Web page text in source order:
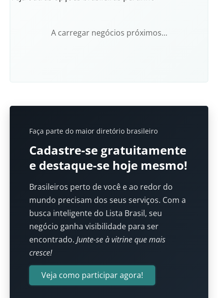
A carregar negócios próximos...
Faça parte do maior diretório brasileiro
Cadastre-se gratuitamente
e destaque-se hoje mesmo!
Brasileiros perto de você e ao redor do
mundo precisam dos seus serviços. Com a
busca inteligente do Lista Brasil, seu
negócio ganha visibilidade para ser
encontrado. Junte-se à vitrine que mais
cresce!
Veja como participar agora!